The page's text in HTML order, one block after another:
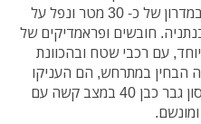
שככל הנראה נפל מצוק, התדרדר במדרון של כ- 30 מטר ונפל על
חובשים ופראמדיקים של
עם רכבי שטח ובהכוונת
הבחין במתרחש, הם העניקו
טיפול רפואי ופינו לבית חולים בלינסון גבר כבן 40 במצב קשה עם